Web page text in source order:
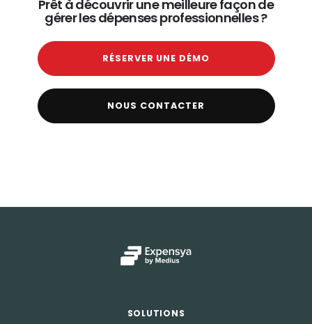
Prêt à découvrir une meilleure façon de
gérer les dépenses professionnelles ?
RÉSERVER UNE DÉMO
NOUS CONTACTER
SOLUTIONS